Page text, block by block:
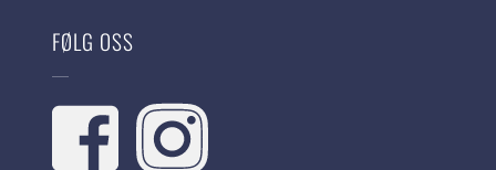
FØLG OSS